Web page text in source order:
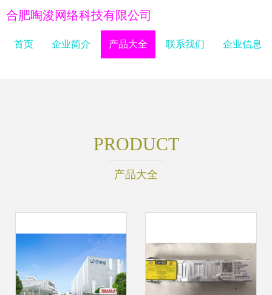
合肥啕浚网络科技有限公司
首页 企业简介 产品大全 联系我们 企业信息
PRODUCT
产品大全